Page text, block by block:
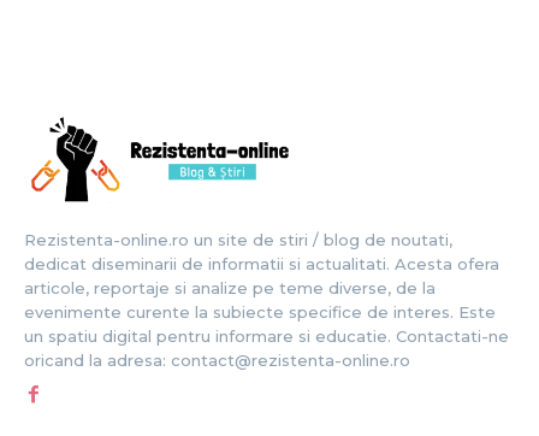
Rezistenta-online.ro un site de stiri / blog de noutati,
dedicat diseminarii de informatii si actualitati. Acesta ofera
articole, reportaje si analize pe teme diverse, de la
evenimente curente la subiecte specifice de interes. Este
un spatiu digital pentru informare si educatie. Contactati-ne
oricand la adresa: contact@rezistenta-online.ro